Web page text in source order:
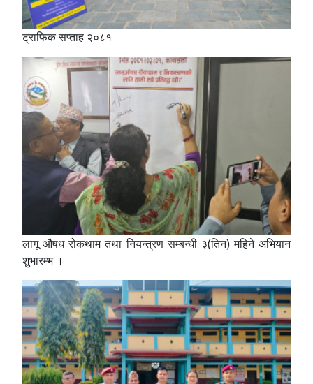
ट्राफिक सप्ताह २०८१
लागू औषध रोकथाम तथा नियन्त्रण सम्बन्धी ३(तिन) महिने अभियान
शुभारम्भ ।